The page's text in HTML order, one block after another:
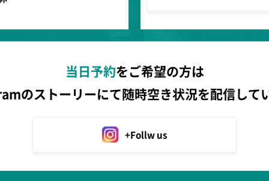
当日予約をご希望の方は
のストーリーにて随時空き状況を配信して
+Follw us